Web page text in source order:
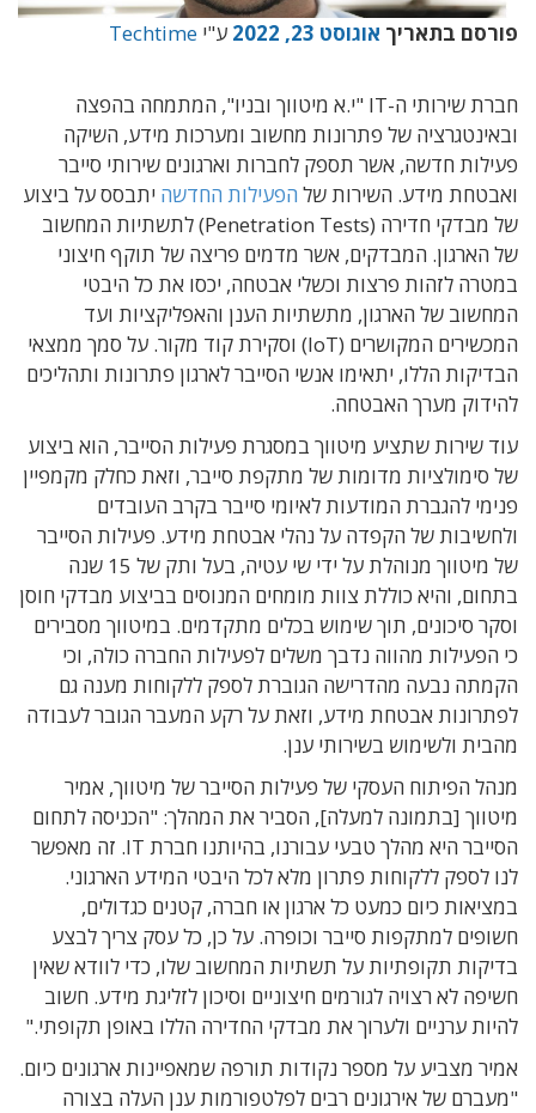
פורסם בתאריך אוגוסט 23, 2022 ע"י Techtime
חברת שירותי ה-IT "י.א מיטווך ובניו", המתמחה בהפצה
ובאינטגרציה של פתרונות מחשוב ומערכות מידע, השיקה
פעילות חדשה, אשר תספק לחברות וארגונים שירותי סייבר
ואבטחת מידע. השירות של הפעילות החדשה יתבסס על ביצוע
של מבדקי חדירה (Penetration Tests) לתשתיות המחשוב
של הארגון. המבדקים, אשר מדמים פריצה של תוקף חיצוני
במטרה לזהות פרצות וכשלי אבטחה, יכסו את כל היבטי
המחשוב של הארגון, מתשתיות הענן והאפליקציות ועד
המכשירים המקושרים (IoT) וסקירת קוד מקור. על סמך ממצאי
הבדיקות הללו, יתאימו אנשי הסייבר לארגון פתרונות ותהליכים
להידוק מערך האבטחה.
עוד שירות שתציע מיטווך במסגרת פעילות הסייבר, הוא ביצוע
של סימולציות מדומות של מתקפת סייבר, וזאת כחלק מקמפיין
פנימי להגברת המודעות לאיומי סייבר בקרב העובדים
ולחשיבות של הקפדה על נהלי אבטחת מידע. פעילות הסייבר
של מיטווך
מנוהלת על ידי שי עטיה, בעל ותק של 15 שנה
בתחום, והיא כוללת צוות מומחים המנוסים בביצוע מבדקי חוסן
וסקר סיכונים, תוך שימוש בכלים מתקדמים. במיטווך מסבירים
כי הפעילות מהווה נדבך משלים לפעילות החברה כולה, וכי
הקמתה נבעה מהדרישה הגוברת לספק ללקוחות מענה גם
לפתרונות אבטחת מידע, וזאת על רקע המעבר הגובר לעבודה
מהבית ולשימוש בשירותי ענן.
מנהל הפיתוח העסקי של פעילות הסייבר של מיטווך, אמיר
מיטווך [בתמונה למעלה], הסביר את המהלך: "הכניסה לתחום
הסייבר היא מהלך טבעי עבורנו, בהיותנו חברת IT. זה מאפשר
לנו לספק ללקוחות פתרון מלא לכל היבטי המידע הארגוני.
במציאות כיום כמעט כל ארגון או חברה, קטנים כגדולים,
חשופים למתקפות סייבר וכופרה. על כן, כל עסק צריך לבצע
בדיקות תקופתיות על תשתיות המחשוב שלו, כדי לוודא שאין
חשיפה לא רצויה לגורמים חיצוניים וסיכון לזליגת מידע. חשוב
להיות ערניים ולערוך את מבדקי החדירה הללו באופן תקופתי."
אמיר מצביע על מספר נקודות תורפה שמאפיינות ארגונים כיום.
"מעברם של אירגונים רבים לפלטפורמות ענן העלה בצורה